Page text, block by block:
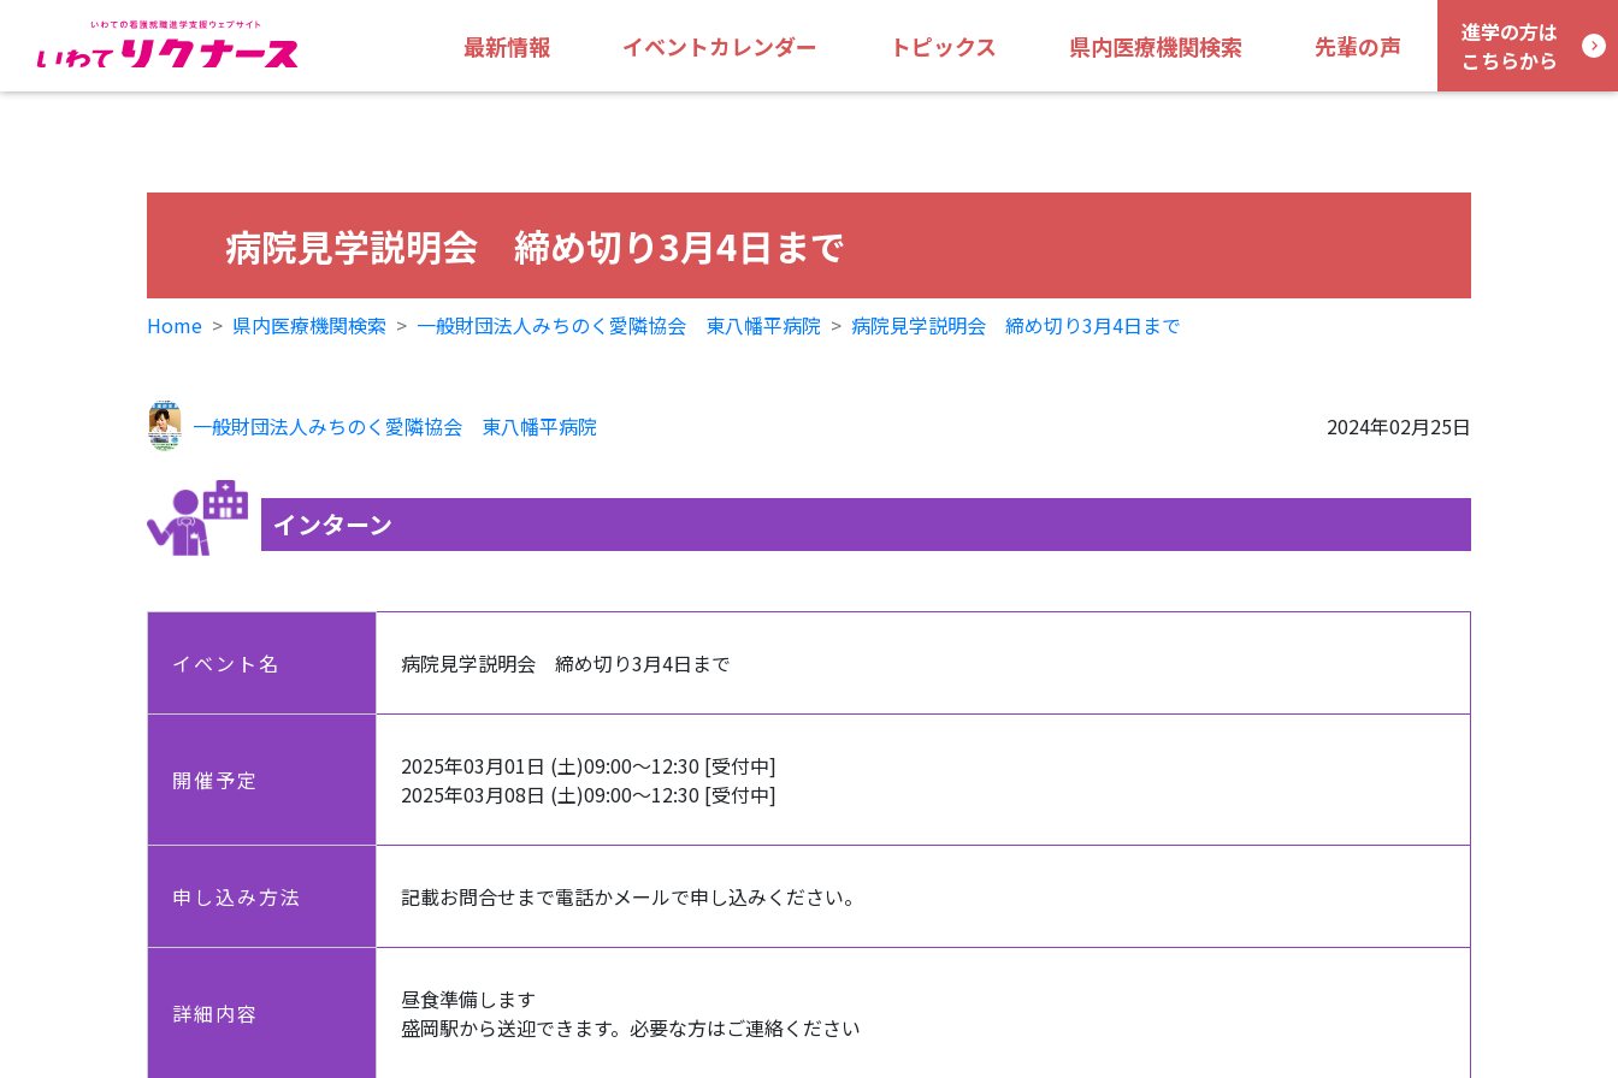
最新情報 イベントカレンダー トピックス 県内医療機関検索 先輩の声
進学の方は
こちらから
病院見学説明会 締め切り3月4日まで
Home 県内医療機関検索 一般財団法人みちのく愛隣協会 東八幡平病院 病院見学説明会 締め切り3月4日まで
2024年02月25日
一般財団法人みちのく愛隣協会 東八幡平病院
インターン
イベント名 病院見学説明会 締め切り3月4日まで
開催予定
2025年03月01日 (土)09:00～12:30 [受付中]
2025年03月08日 (土)09:00～12:30 [受付中]
申し込み方法 記載お問合せまで電話かメールで申し込みください。
詳細内容
昼食準備します
盛岡駅から送迎できます。必要な方はご連絡ください